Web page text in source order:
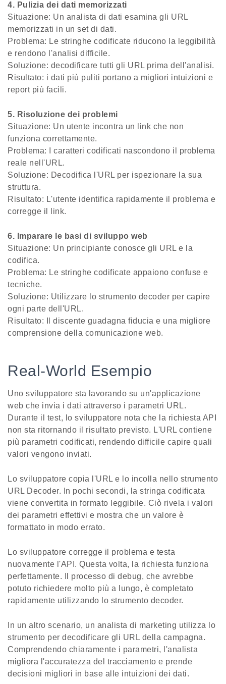
4. Pulizia dei dati memorizzati
Situazione: Un analista di dati esamina gli URL
memorizzati in un set di dati.
Problema: Le stringhe codificate riducono la leggibilità
e rendono l'analisi difficile.
Soluzione: decodificare tutti gli URL prima dell'analisi.
Risultato: i dati più puliti portano a migliori intuizioni e
report più facili.
5. Risoluzione dei problemi
Situazione: Un utente incontra un link che non
funziona correttamente.
Problema: I caratteri codificati nascondono il problema
reale nell'URL.
Soluzione: Decodifica l'URL per ispezionare la sua
struttura.
Risultato: L'utente identifica rapidamente il problema e
corregge il link.
6. Imparare le basi di sviluppo web
Situazione: Un principiante conosce gli URL e la
codifica.
Problema: Le stringhe codificate appaiono confuse e
tecniche.
Soluzione: Utilizzare lo strumento decoder per capire
ogni parte dell'URL.
Risultato: Il discente guadagna fiducia e una migliore
comprensione della comunicazione web.
Real-World Esempio
Uno sviluppatore sta lavorando su un'applicazione
web che invia i dati attraverso i parametri URL.
Durante il test, lo sviluppatore nota che la richiesta API
non sta ritornando il risultato previsto. L'URL contiene
più parametri codificati, rendendo difficile capire quali
valori vengono inviati.
Lo sviluppatore copia l'URL e lo incolla nello strumento
URL Decoder. In pochi secondi, la stringa codificata
viene convertita in formato leggibile. Ciò rivela i valori
dei parametri effettivi e mostra che un valore è
formattato in modo errato.
Lo sviluppatore corregge il problema e testa
nuovamente l'API. Questa volta, la richiesta funziona
perfettamente. Il processo di debug, che avrebbe
potuto richiedere molto più a lungo, è completato
rapidamente utilizzando lo strumento decoder.
In un altro scenario, un analista di marketing utilizza lo
strumento per decodificare gli URL della campagna.
Comprendendo chiaramente i parametri, l'analista
migliora l'accuratezza del tracciamento e prende
decisioni migliori in base alle intuizioni dei dati.